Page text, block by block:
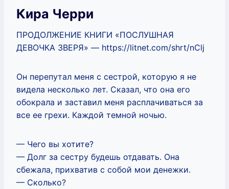
Кира Черри
ПРОДОЛЖЕНИЕ КНИГИ «ПОСЛУШНАЯ
ДЕВОЧКА ЗВЕРЯ» — https://litnet.com/shrt/nClj
Он перепутал меня с сестрой, которую я не
видела несколько лет. Сказал, что она его
обокрала и заставил меня расплачиваться за
все ее грехи. Каждой темной ночью.
— Чего вы хотите?
— Долг за сестру будешь отдавать. Она
сбежала, прихватив с собой мои денежки.
— Сколько?